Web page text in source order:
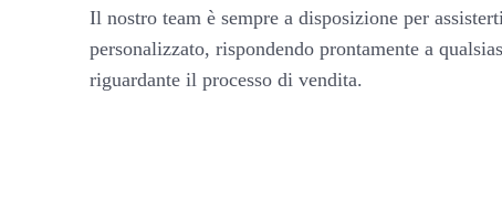
Il nostro team è sempre a disposizione per
personalizzato, rispondendo prontamente a
riguardante il processo di vendita.